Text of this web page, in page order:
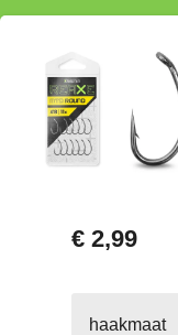
€ 2,99
haakmaat